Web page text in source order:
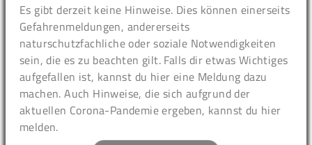
Es gibt derzeit keine Hinweise. Dies können einerseits
Gefahrenmeldungen, andererseits
naturschutzfachliche oder soziale Notwendigkeiten
sein, die es zu beachten gilt. Falls dir etwas Wichtiges
aufgefallen ist, kannst du hier eine Meldung dazu
machen. Auch Hinweise, die sich aufgrund der
aktuellen Corona-Pandemie ergeben, kannst du hier
melden.